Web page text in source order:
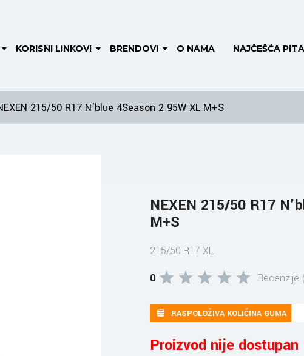
KORISNI LINKOVI BRENDOVI O NAMA NAJČEŠĆA
215/50 R17 N'blue 4Season 2 95W XL M+S
NEXEN 215/50 R17
M+S
215/50 R17 XL
0
Recenzije
RASPOLOŽIVA KOLIČINA GUMA
Proizvod nije dostupan